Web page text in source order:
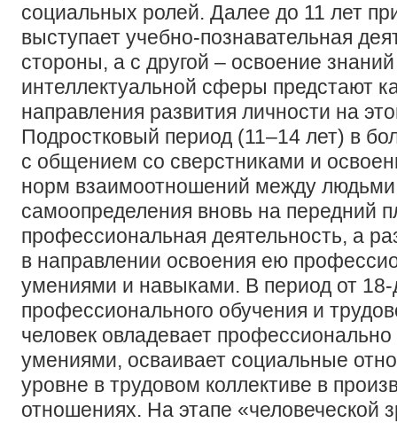
социальных ролей. Далее до 11 лет
выступает учебно-познавательная
стороны, а с другой – освоение
интеллектуальной сферы предстают
направления развития личности на
Подростковый период (11–14 лет) в
с общением со сверстниками и
норм взаимоотношений между
самоопределения вновь на передний
профессиональная деятельность, а
в направлении освоения ею
умениями и навыками. В период от 18-
профессионального обучения и
человек овладевает
умениями, осваивает социальные
уровне в трудовом коллективе в
отношениях. На этапе «человеческой